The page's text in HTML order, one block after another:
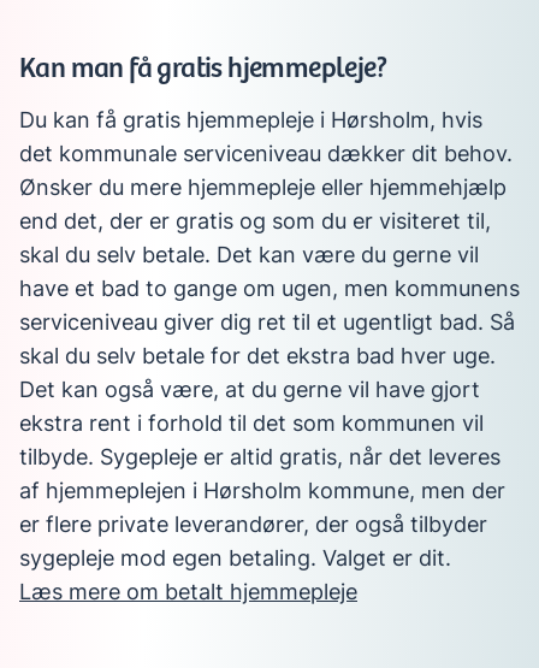
Kan man få gratis hjemmepleje?
Du kan få gratis hjemmepleje i Hørsholm, hvis
det kommunale serviceniveau dækker dit behov.
Ønsker du mere hjemmepleje eller hjemmehjælp
end det, der er gratis og som du er visiteret til,
skal du selv betale. Det kan være du gerne vil
have et bad to gange om ugen, men kommunens
serviceniveau giver dig ret til et ugentligt bad. Så
skal du selv betale for det ekstra bad hver uge.
Det kan også være, at du gerne vil have gjort
ekstra rent i forhold til det som kommunen vil
tilbyde. Sygepleje er altid gratis, når det leveres
af hjemmeplejen i Hørsholm kommune, men der
er flere private leverandører, der også tilbyder
sygepleje mod egen betaling. Valget er dit.
Læs mere om betalt hjemmepleje